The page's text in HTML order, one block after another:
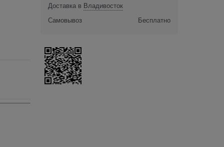
Доставка в Владивосток
Самовывоз
Бесплатно